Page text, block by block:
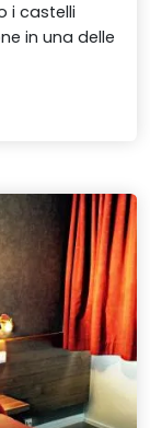
i castelli
in una delle